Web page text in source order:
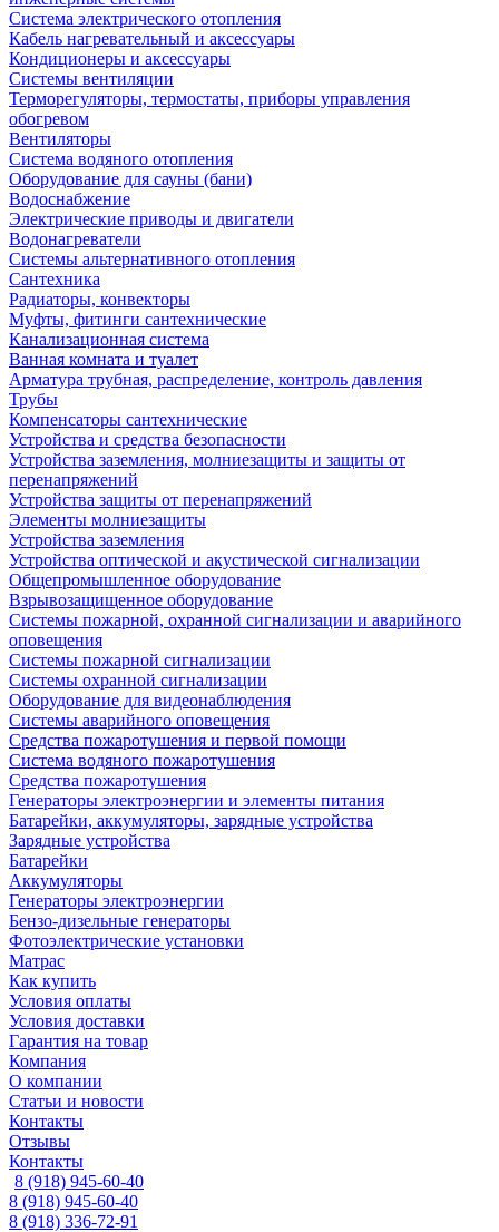
Система электрического отопления
Кабель нагревательный и аксессуары
Кондиционеры и аксессуары
Системы вентиляции
Терморегуляторы, термостаты, приборы управления
обогревом
Вентиляторы
Система водяного отопления
Оборудование для сауны (бани)
Водоснабжение
Электрические приводы и двигатели
Водонагреватели
Системы альтернативного отопления
Сантехника
Радиаторы, конвекторы
Муфты, фитинги сантехнические
Канализационная система
Ванная комната и туалет
Арматура трубная, распределение, контроль давления
Трубы
Компенсаторы сантехнические
Устройства и средства безопасности
Устройства заземления, молниезащиты и защиты от
перенапряжений
Устройства защиты от перенапряжений
Элементы молниезащиты
Устройства заземления
Устройства оптической и акустической сигнализации
Общепромышленное оборудование
Взрывозащищенное оборудование
Системы пожарной, охранной сигнализации и аварийного
оповещения
Системы пожарной сигнализации
Системы охранной сигнализации
Оборудование для видеонаблюдения
Системы аварийного оповещения
Средства пожаротушения и первой помощи
Система водяного пожаротушения
Средства пожаротушения
Генераторы электроэнергии и элементы питания
Батарейки, аккумуляторы, зарядные устройства
Зарядные устройства
Батарейки
Аккумуляторы
Генераторы электроэнергии
Бензо-дизельные генераторы
Фотоэлектрические установки
Матрас
Как купить
Условия оплаты
Условия доставки
Гарантия на товар
Компания
О компании
Статьи и новости
Контакты
Отзывы
Контакты
8 (918) 945-60-40
8 (918) 945-60-40
8 (918) 336-72-91